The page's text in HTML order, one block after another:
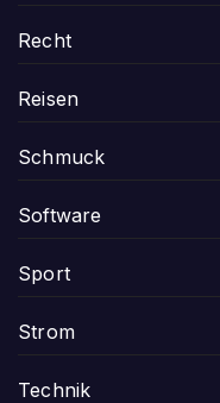
Recht
Reisen
Schmuck
Software
Sport
Strom
Technik